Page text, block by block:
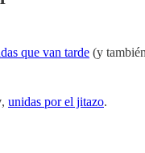
que van tarde (y
, unidas por el jitazo.